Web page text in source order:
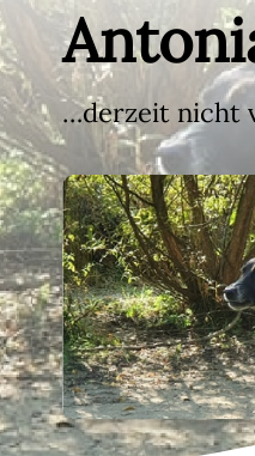
…derzeit nicht